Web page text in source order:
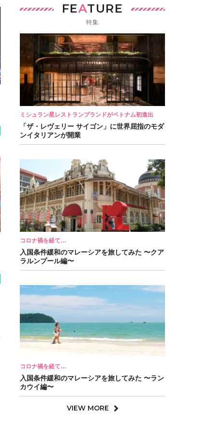
FEATURE
特集
ミシュラン星レストランブランドがベトナム初進出
「ザ・レヴェリー サイゴン」に世界屈指のモダ
ンイタリアンが開業
コロナ禍を経て…
入国条件緩和のマレーシアを旅してみた 〜クア
ラルンプール編〜
コロナ禍を経て…
入国条件緩和のマレーシアを旅してみた 〜ラン
カウイ編〜
VIEW MORE